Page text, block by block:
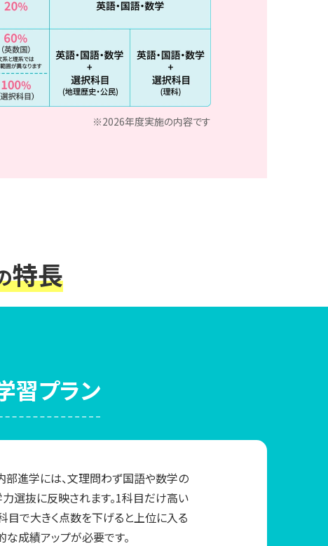
※2026年度実施の内容です
特長
習プラン
進学には、文理問わず国語や数学の
選抜に反映されます。1科目だけ高い
目で大きく点数を下げると上位に入る
な成績アップが必要です。